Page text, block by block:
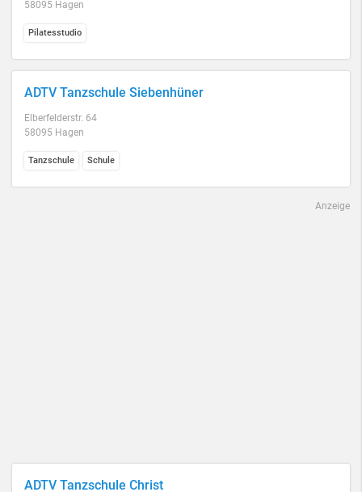
58095 Hagen
Pilatesstudio
ADTV Tanzschule Siebenhüner
Elberfelderstr. 64
58095 Hagen
Tanzschule Schule
Anzeige
ADTV Tanzschule Christ